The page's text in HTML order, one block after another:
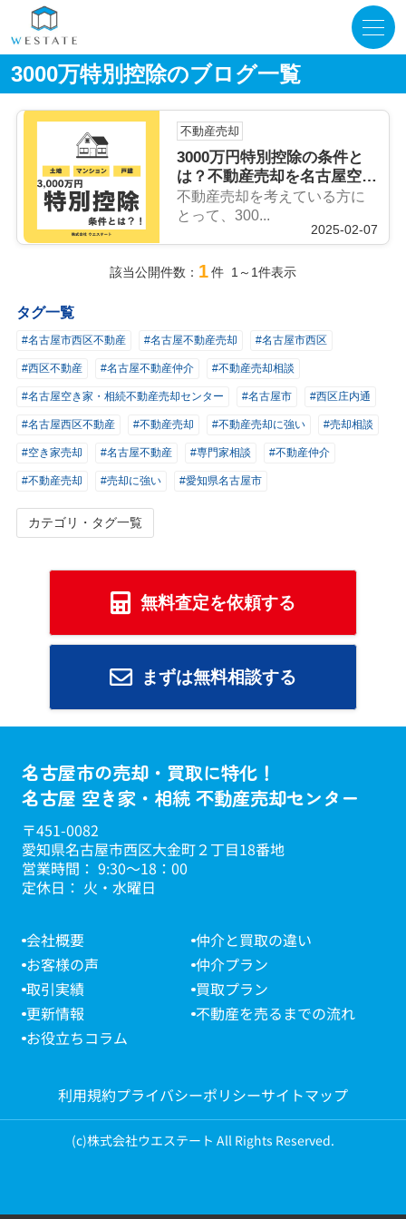
3000万特別控除のブログ一覧
不動産売却
3000万円特別控除の条件と
は？不動産売却を名古屋空き
家・相続売却センターが解
説！
不動産売却を考えている方に
とって、300...
2025-02-07
該当公開件数： 1件 1～1件表示
タグ一覧
#名古屋市西区不動産 #名古屋不動産売却 #名古屋市西区
#西区不動産 #名古屋不動産仲介 #不動産売却相談
#名古屋空き家・相続不動産売却センター #名古屋市 #西区庄内通
#名古屋西区不動産 #不動産売却 #不動産売却に強い #売却相談
#空き家売却 #名古屋不動産 #専門家相談 #不動産仲介
#不動産売却 #売却に強い #愛知県名古屋市
カテゴリ・タグ一覧
無料査定を依頼する
まずは無料相談する
名古屋市の売却・買取に特化！
名古屋 空き家・相続 不動産売却センター
〒451-0082
愛知県名古屋市西区大金町２丁目18番地
営業時間： 9:30～18：00
定休日： 火・水曜日
会社概要
仲介と買取の違い
お客様の声
仲介プラン
取引実績
買取プラン
更新情報
不動産を売るまでの流れ
お役立ちコラム
利用規約プライバシーポリシーサイトマップ
(c)株式会社ウエステート All Rights Reserved.